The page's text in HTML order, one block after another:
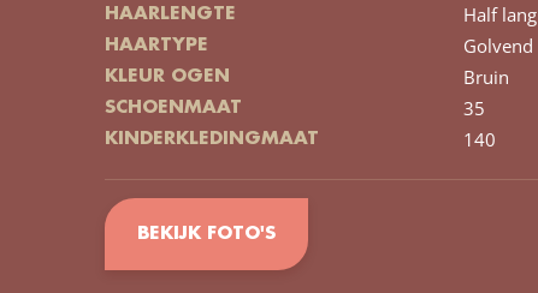
HAARLENGTE Half lang
HAARTYPE Golvend
KLEUR OGEN Bruin
SCHOENMAAT 35
KINDERKLEDINGMAAT 140
BEKIJK FOTO'S